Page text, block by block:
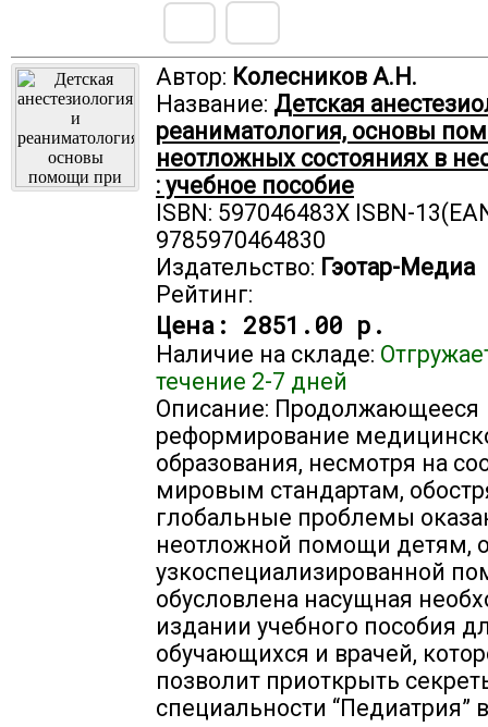
Автор: Колесников А.Н.
Название: Детская
реаниматология, основы
неотложных состояниях в
: учебное пособие
ISBN: 597046483X ISBN-
9785970464830
Издательство: Гэотар-Медиа
Рейтинг:
Цена: 2851.00 р.
Наличие на складе:
течение 2-7 дней
Описание: Продолжающееся
реформирование
образования, несмотря на
мировым стандартам,
глобальные проблемы
неотложной помощи детям,
узкоспециализированной
обусловлена насущная
издании учебного пособия
обучающихся и врачей,
позволит приоткрыть
специальности “Педиатрия” в